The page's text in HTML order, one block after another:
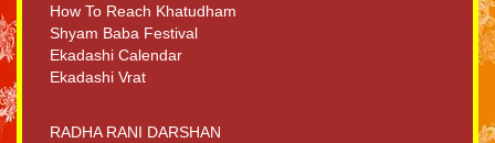
How To Reach Khatudham
Shyam Baba Festival
Ekadashi Calendar
Ekadashi Vrat
RADHA RANI DARSHAN